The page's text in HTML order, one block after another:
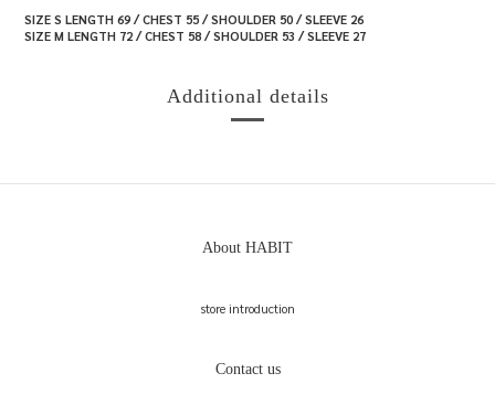
SIZE S LENGTH 69 / CHEST 55 / SHOULDER 50 / SLEEVE 26
SIZE M LENGTH 72 / CHEST 58 / SHOULDER 53 / SLEEVE 27
Additional details
About HABIT
store introduction
Contact us